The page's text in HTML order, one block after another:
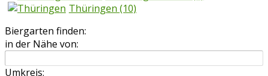
Thüringen (10)
Biergarten finden:
in der Nähe von:
Umkreis: